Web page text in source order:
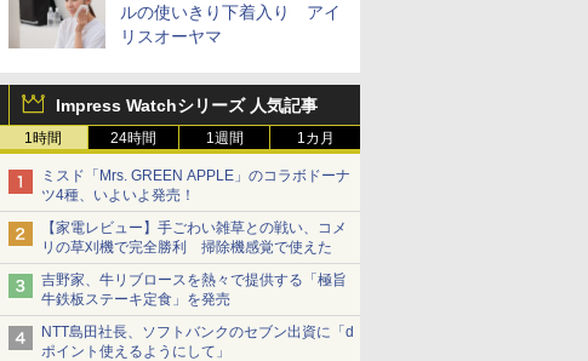
ルの使いきり下着入り アイ
リスオーヤマ
Impress Watchシリーズ 人気記事
1時間 24時間 1週間 1カ月
ミスド「Mrs. GREEN APPLE」のコラボドーナ
ツ4種、いよいよ発売！
【家電レビュー】手ごわい雑草との戦い、コメ
リの草刈機で完全勝利 掃除機感覚で使えた
吉野家、牛リブロースを熱々で提供する「極旨
牛鉄板ステーキ定食」を発売
NTT島田社長、ソフトバンクのセブン出資に「d
ポイント使えるようにして」